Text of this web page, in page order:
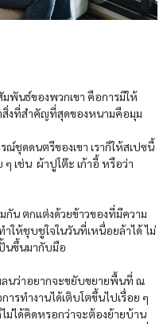
พันธ์ของพวกเขา คือการมีให้
สิ่งที่สำคัญที่สุดของหนามคือมุม
ชุดดนตรีของเขา เราก็ให้สเปซนี้
ๆ เช่น ผ้าปูโต๊ะ เก้าอี้ หรือว่า
กัน ตกแต่งด้วยข้าวของที่มีความ
ให้ชุบชูใจในวันที่เหนื่อยล้าได้ ไม่
นขึ้นมากับมือ
นว่าอยากจะขยับขยายพื้นที่ ณ
รทำงานได้เติบโตขึ้นไปเรื่อย ๆ
ม่ได้คิดหรอกว่าจะต้องย้ายบ้าน